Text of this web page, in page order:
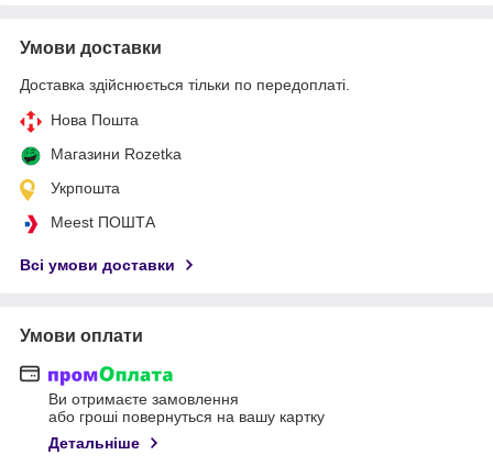
Умови доставки
Доставка здійснюється тільки по передоплаті.
Нова Пошта
Магазини Rozetka
Укрпошта
Meest ПОШТА
Всі умови доставки
Умови оплати
Ви отримаєте замовлення
або гроші повернуться на вашу картку
Детальніше